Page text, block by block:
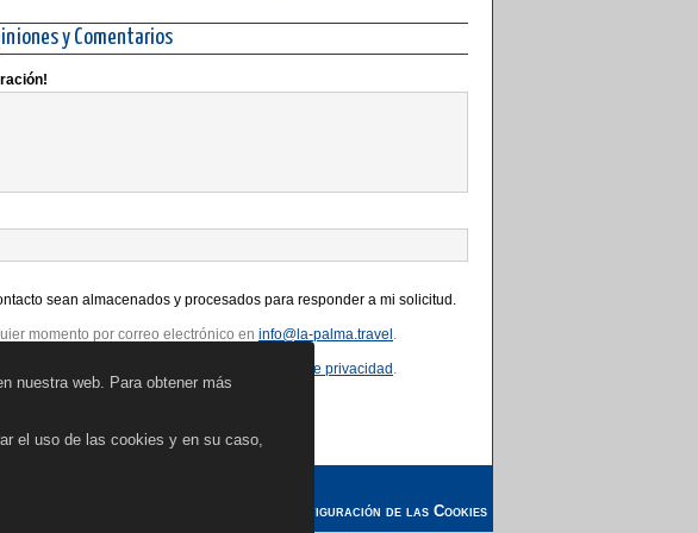
y Comentarios
sean almacenados y procesados para responder a mi solicitud.
momento por correo electrónico en info@la-palma.travel .
política de privacidad .
Configuración de las Cookies
nuestra web. Para obtener más
el uso de las cookies y en su caso,